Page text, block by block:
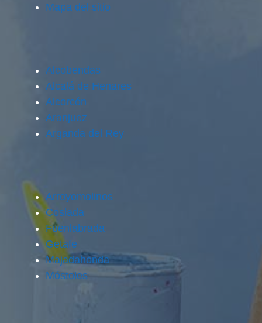
Mapa del sitio
Alcobendas
Alcalá de Henares
Alcorcón
Aranjuez
Arganda del Rey
Arroyomolinos
Coslada
Fuenlabrada
Getafe
Majadahonda
Móstoles